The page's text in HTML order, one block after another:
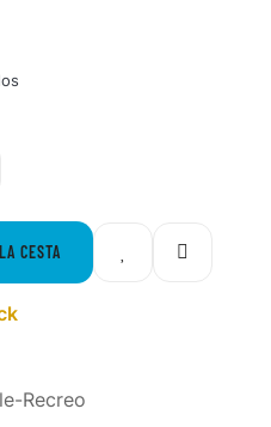
CESTA
Recreo